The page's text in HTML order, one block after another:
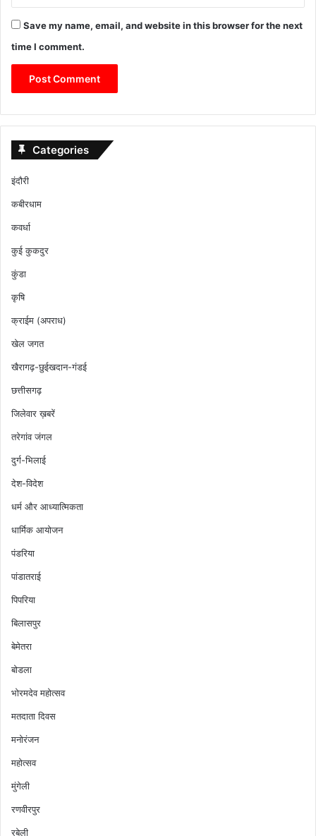
Save my name, email, and website in this browser for the next
time I comment.
Categories
इंदौरी
कबीरधाम
कवर्धा
कुई कुकदुर
कुंडा
कृषि
क्राईम (अपराध)
खेल जगत
खैरागढ़-छुईखदान-गंडई
छत्तीसगढ़
जिलेवार ख़बरें
तरेगांव जंगल
दुर्ग-भिलाई
देश-विदेश
धर्म और आध्यात्मिकता
धार्मिक आयोजन
पंडरिया
पांडातराई
पिपरिया
बिलासपुर
बेमेतरा
बोडला
भोरमदेव महोत्सव
मतदाता दिवस
मनोरंजन
महोत्सव
मुंगेली
रणवीरपुर
रबेली